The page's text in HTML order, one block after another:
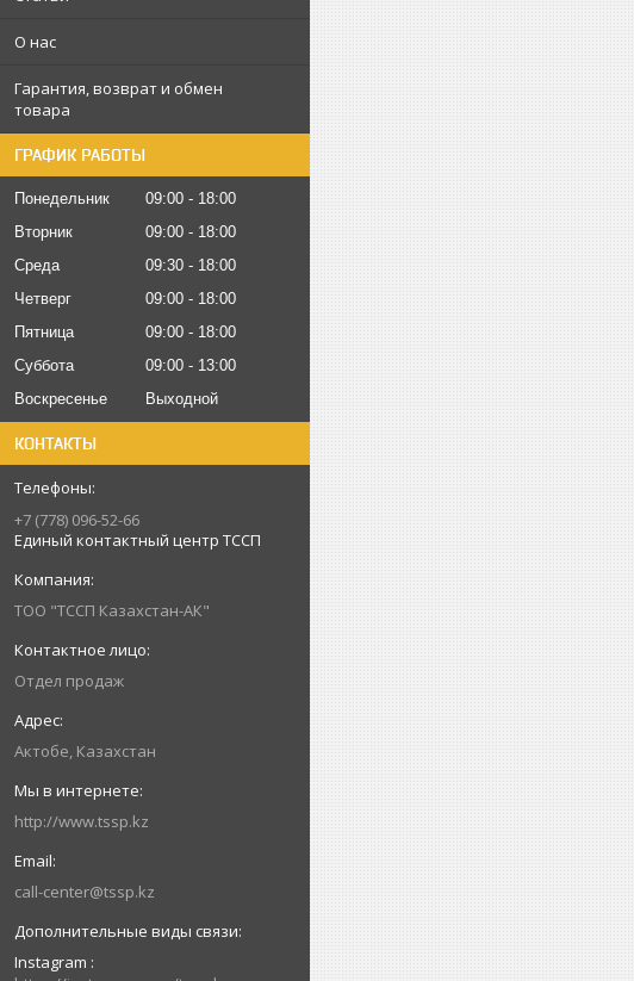
О нас
Гарантия, возврат и обмен
товара
ГРАФИК РАБОТЫ
Понедельник 09:00
18:00
Вторник
09:00
18:00
Среда
09:30
18:00
Четверг
09:00
18:00
Пятница
09:00
18:00
Суббота
09:00
13:00
Воскресенье
Выходной
КОНТАКТЫ
+7 (778) 096-52-66
Единый контактный центр ТССП
ТОО "ТССП Казахстан-АК"
Отдел продаж
Актобе, Казахстан
http://www.tssp.kz
call-center@tssp.kz
Instagram